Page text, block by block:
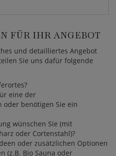
FÜR IHR ANGEBOT
und detailliertes Angebot
Sie uns dafür folgende
eine der
benötigen Sie ein
wünschen Sie (mit
oder Cortenstahl)?
oder zusätzlichen Optionen
(z.B. Bio Sauna oder